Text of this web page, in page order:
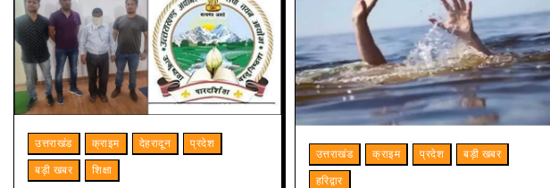
उत्तराखंड क्राइम देहरादून
प्रदेश
बड़ी खबर
शिक्षा
उत्तराखंड क्राइम प्रदेश
बड़ी खबर
हरिद्वार